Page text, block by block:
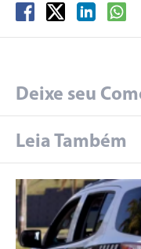
Deixe seu
Leia Também